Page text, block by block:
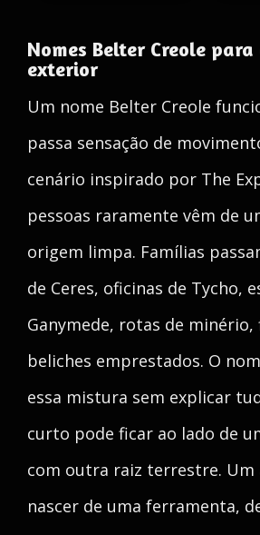
Nomes Belter Creole
exterior
Um nome Belter Creole
passa sensação de
cenário inspirado por The
pessoas raramente vêm de
origem limpa. Famílias
de Ceres, oficinas de Tycho,
Ganymede, rotas de minério,
beliches emprestados. O
essa mistura sem explicar
curto pode ficar ao lado de
com outra raiz terrestre. Um
nascer de uma ferramenta,